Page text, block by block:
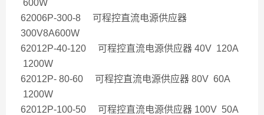
600W
62006P-300-8 可程控直流电源供应器
300V8A600W
62012P-40-120 可程控直流电源供应器 40V 120A
1200W
62012P- 80-60 可程控直流电源供应器 80V 60A
1200W
62012P-100-50 可程控直流电源供应器 100V 50A